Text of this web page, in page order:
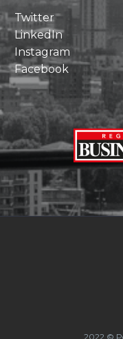
Twitter
LinkedIn
Instagram
Facebook
2022 ©